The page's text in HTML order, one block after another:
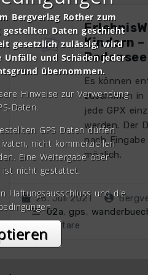
Kindern
Es können
zusammen
jede GPX
werden. Der
nach
möglich.
26. Juli 2021
02a, gps,
Kommentare
Bergverlag Rother zum
Daten geschieht
gesetzlich zulässig, wird
und Schäden jeder
übernommen.
Hinweise zur Verwendung
Daten.
GPS-Daten dürfen
nicht kommerziellen
Eine Weitergabe oder
ist nicht gestattet.
Haftungsausschluss und die